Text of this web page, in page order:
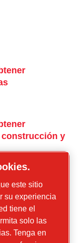
y
este sitio
su experiencia
tiene el
solo las
Tenga en